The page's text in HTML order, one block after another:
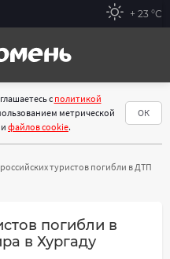
+ 23 °С
сполитикой
метрической
файлов cookie.
ОК
туристов погибли в ДТП
погибли в
в Хургаду